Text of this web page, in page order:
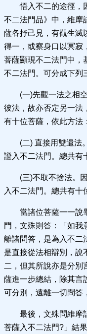
悟入不二的途徑，
不二法門品》中，維摩
薩各抒己見，有觀生滅
得一，或察身口以冥寂
菩薩顯現不二法門中，
不二法門。可分成下列
(一)先觀一法之相
彼法，故亦否定另一法
有十位菩薩，依此方法：
(二) 直接用雙遣法
證入不二法門。總共有
(三)不取不捨法。
入不二法門。總共有十
當諸位菩薩一一說
門，文殊則答：「如我
離諸問答，是為入不二
是直接從法相辯別，說
二，但其所說亦是分別
薩進一步總結，除其言
可分別，遠離一切問答
最後，文殊問維摩
菩薩入不二法門?」結